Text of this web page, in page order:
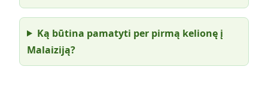
Ką būtina pamatyti per pirmą kelionę į
Malaiziją?